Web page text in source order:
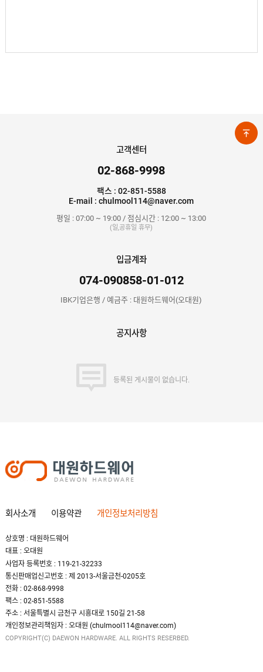
고객센터
02-868-9998
팩스 : 02-851-5588
E-mail : chulmool114@naver.com
평일 : 07:00 ~ 19:00 / 점심시간 : 12:00 ~ 13:00
(일,공휴일 휴무)
입금계좌
074-090858-01-012
IBK기업은행 / 예금주 : 대원하드웨어(오대원)
공지사항
등록된 게시물이 없습니다.
회사소개 이용약관 개인정보처리방침
상호명 : 대원하드웨어
대표 : 오대원
사업자 등록번호 : 119-21-32233
통신판매업신고번호 : 제 2013-서울금천-0205호
전화 : 02-868-9998
팩스 : 02-851-5588
주소 : 서울특별시 금천구 시흥대로 150길 21-58
개인정보관리책임자 : 오대원 (chulmool114@naver.com)
COPYRIGHT(C) DAEWON HARDWARE. ALL RIGHTS RESERBED.